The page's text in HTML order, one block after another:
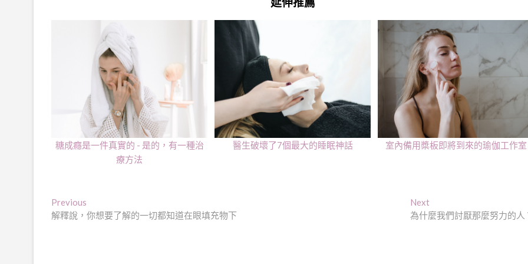
糖成癮是一件真實的 - 是的，有一種治
療方法
醫生破壞了7個最大的睡眠神話 室內備用槳板即將到來的瑜伽工作室
文
章
Previous
post:
解釋說，你想要了解的一切都知道在眼填充物下
NextNext
post:
為什麼我們討厭那麼努力的人